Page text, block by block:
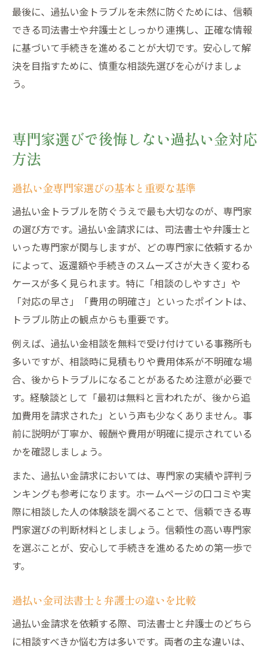
最後に、過払い金トラブルを未然に防ぐためには、信頼
できる司法書士や弁護士としっかり連携し、正確な情報
に基づいて手続きを進めることが大切です。安心して解
決を目指すために、慎重な相談先選びを心がけましょ
う。
専門家選びで後悔しない過払い金対応
方法
過払い金専門家選びの基本と重要な基準
過払い金トラブルを防ぐうえで最も大切なのが、専門家
の選び方です。過払い金請求には、司法書士や弁護士と
いった専門家が関与しますが、どの専門家に依頼するか
によって、返還額や手続きのスムーズさが大きく変わる
ケースが多く見られます。特に「相談のしやすさ」や
「対応の早さ」「費用の明確さ」といったポイントは、
トラブル防止の観点からも重要です。
例えば、過払い金相談を無料で受け付けている事務所も
多いですが、相談時に見積もりや費用体系が不明確な場
合、後からトラブルになることがあるため注意が必要で
す。経験談として「最初は無料と言われたが、後から追
加費用を請求された」という声も少なくありません。事
前に説明が丁寧か、報酬や費用が明確に提示されている
かを確認しましょう。
また、過払い金請求においては、専門家の実績や評判ラ
ンキングも参考になります。ホームページの口コミや実
際に相談した人の体験談を調べることで、信頼できる専
門家選びの判断材料としましょう。信頼性の高い専門家
を選ぶことが、安心して手続きを進めるための第一歩で
す。
過払い金司法書士と弁護士の違いを比較
過払い金請求を依頼する際、司法書士と弁護士のどちら
に相談すべきか悩む方は多いです。両者の主な違いは、